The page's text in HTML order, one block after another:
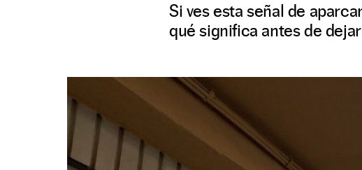
Si ves esta señal de
qué significa antes de